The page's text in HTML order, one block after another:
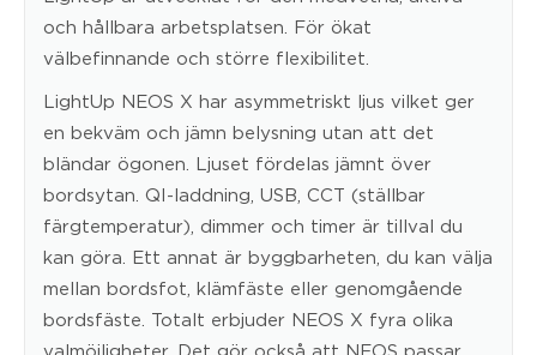
och hållbara arbetsplatsen. För ökat
välbefinnande och större flexibilitet.
LightUp NEOS X har asymmetriskt ljus vilket ger
en bekväm och jämn belysning utan att det
bländar ögonen. Ljuset fördelas jämnt över
bordsytan. QI-laddning, USB, CCT (ställbar
färgtemperatur), dimmer och timer är tillval du
kan göra. Ett annat är byggbarheten, du kan välja
mellan bordsfot, klämfäste eller genomgående
bordsfäste. Totalt erbjuder NEOS X fyra olika
valmöjligheter. Det gör också att NEOS passar